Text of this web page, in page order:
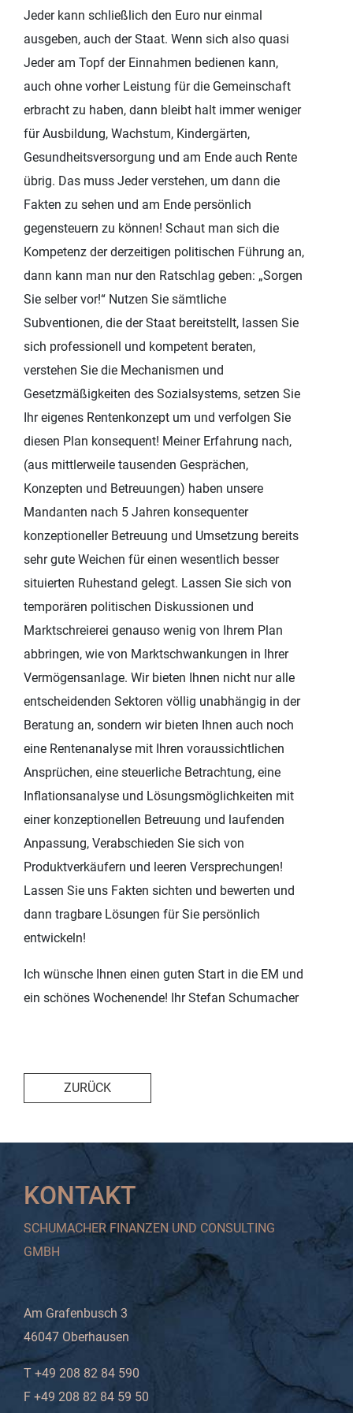
Jeder kann schließlich den Euro nur einmal
ausgeben, auch der Staat. Wenn sich also quasi
Jeder am Topf der Einnahmen bedienen kann,
auch ohne vorher Leistung für die Gemeinschaft
erbracht zu haben, dann bleibt halt immer weniger
für Ausbildung, Wachstum, Kindergärten,
Gesundheitsversorgung und am Ende auch Rente
übrig. Das muss Jeder verstehen, um dann die
Fakten zu sehen und am Ende persönlich
gegensteuern zu können! Schaut man sich die
Kompetenz der derzeitigen politischen Führung an,
dann kann man nur den Ratschlag geben: „Sorgen
Sie selber vor!“ Nutzen Sie sämtliche
Subventionen, die der Staat bereitstellt, lassen Sie
sich professionell und kompetent beraten,
verstehen Sie die Mechanismen und
Gesetzmäßigkeiten des Sozialsystems, setzen Sie
Ihr eigenes Rentenkonzept um und verfolgen Sie
diesen Plan konsequent! Meiner Erfahrung nach,
(aus mittlerweile tausenden Gesprächen,
Konzepten und Betreuungen) haben unsere
Mandanten nach 5 Jahren konsequenter
konzeptioneller Betreuung und Umsetzung bereits
sehr gute Weichen für einen wesentlich besser
situierten Ruhestand gelegt. Lassen Sie sich von
temporären politischen Diskussionen und
Marktschreierei genauso wenig von Ihrem Plan
abbringen, wie von Marktschwankungen in Ihrer
Vermögensanlage. Wir bieten Ihnen nicht nur alle
entscheidenden Sektoren völlig unabhängig in der
Beratung an, sondern wir bieten Ihnen auch noch
eine Rentenanalyse mit Ihren voraussichtlichen
Ansprüchen, eine steuerliche Betrachtung, eine
Inflationsanalyse und Lösungsmöglichkeiten mit
einer konzeptionellen Betreuung und laufenden
Anpassung, Verabschieden Sie sich von
Produktverkäufern und leeren Versprechungen!
Lassen Sie uns Fakten sichten und bewerten und
dann tragbare Lösungen für Sie persönlich
entwickeln!
Ich wünsche Ihnen einen guten Start in die EM und
ein schönes Wochenende! Ihr Stefan Schumacher
ZURÜCK
KONTAKT
SCHUMACHER FINANZEN UND CONSULTING
GMBH
Am Grafenbusch 3
46047 Oberhausen
T +49 208 82 84 590
F +49 208 82 84 59 50